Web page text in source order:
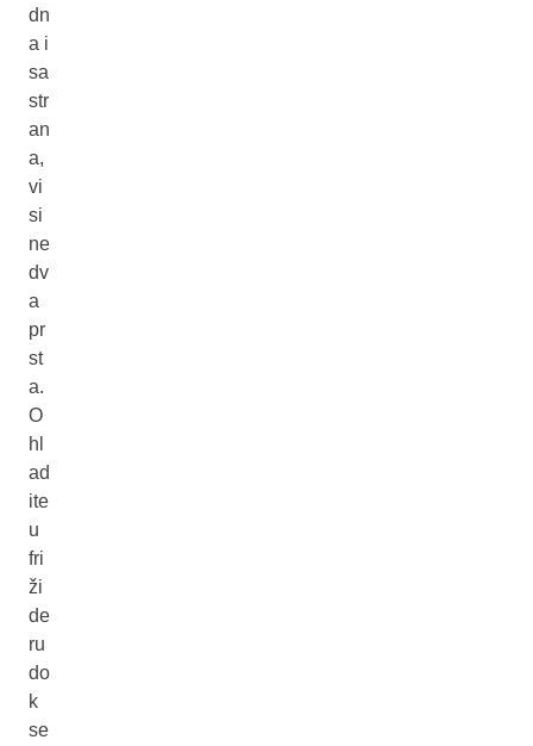
dn
a i
sa
str
an
a,
vi
si
ne
dv
a
pr
st
a.
O
hl
ad
ite
u
fri
ži
de
ru
do
k
se